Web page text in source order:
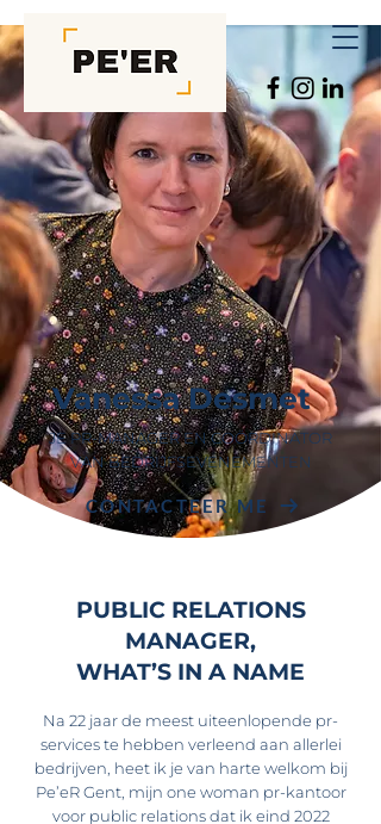
Vanessa Desmet
JE PR-MANAGER EN COÖRDINATOR
VAN BEDRIJFSEVENEMENTEN
CONTACTEER ME
PUBLIC RELATIONS
MANAGER,
WHAT’S IN A NAME
Na 22 jaar de meest uiteenlopende pr-
services te hebben verleend aan allerlei
bedrijven, heet ik je van harte welkom bij
Pe’eR Gent, mijn one woman pr-kantoor
voor public relations dat ik eind 2022